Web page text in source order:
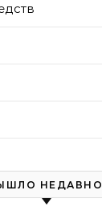
НЕДАВНО